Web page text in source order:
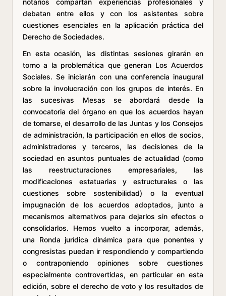
notarios compartan experiencias profesionales y
debatan entre ellos y con los asistentes sobre
cuestiones esenciales en la aplicación práctica del
Derecho de Sociedades.
En esta ocasión, las distintas sesiones girarán en
torno a la problemática que generan Los Acuerdos
Sociales. Se iniciarán con una conferencia inaugural
sobre la involucración con los grupos de interés. En
las sucesivas Mesas se abordará desde la
convocatoria del órgano en que los acuerdos hayan
de tomarse, el desarrollo de las Juntas y los Consejos
de administración, la participación en ellos de socios,
administradores y terceros, las decisiones de la
sociedad en asuntos puntuales de actualidad (como
las reestructuraciones empresariales, las
modificaciones estatuarias y estructurales o las
cuestiones sobre sostenibilidad) o la eventual
impugnación de los acuerdos adoptados, junto a
mecanismos alternativos para dejarlos sin efectos o
consolidarlos. Hemos vuelto a incorporar, además,
una Ronda jurídica dinámica para que ponentes y
congresistas puedan ir respondiendo y compartiendo
o contraponiendo opiniones sobre cuestiones
especialmente controvertidas, en particular en esta
edición, sobre el derecho de voto y los resultados de